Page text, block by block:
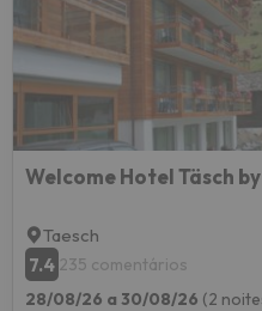
Welcome Hotel Täsch
Taesch
7.4 235 comentários
28/08/26 a 30/08/26 (2